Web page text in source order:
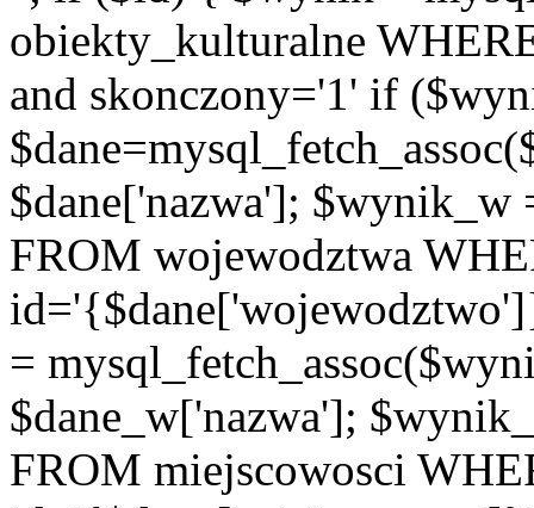
obiekty_kulturalne
and skonczony='1' if
$dane['nazwa'];
FROM wojewodztwa
=
$dane_w['nazwa'];
FROM miejscowosci